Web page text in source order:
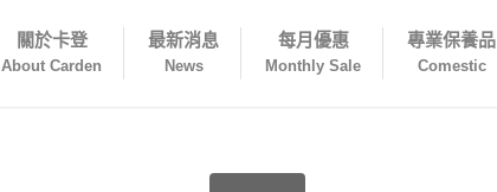
關於卡登
About Carden
最新消息
News
每月優惠
Monthly Sale
專業保養品
Comestic